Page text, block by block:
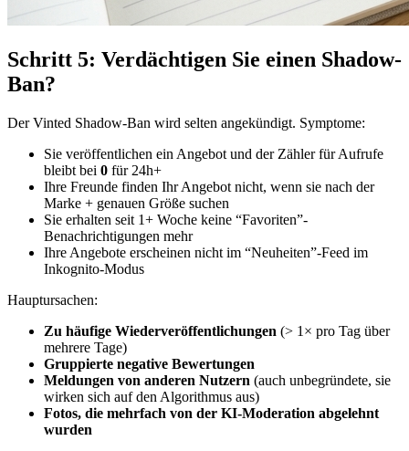
Schritt 5: Verdächtigen Sie einen Shadow-
Ban?
Der Vinted Shadow-Ban wird selten angekündigt. Symptome:
Sie veröffentlichen ein Angebot und der Zähler für Aufrufe
bleibt bei 0 für 24h+
Ihre Freunde finden Ihr Angebot nicht, wenn sie nach der
Marke + genauen Größe suchen
Sie erhalten seit 1+ Woche keine “Favoriten”-
Benachrichtigungen mehr
Ihre Angebote erscheinen nicht im “Neuheiten”-Feed im
Inkognito-Modus
Hauptursachen:
Zu häufige Wiederveröffentlichungen (> 1× pro Tag über
mehrere Tage)
Gruppierte negative Bewertungen
Meldungen von anderen Nutzern (auch unbegründete, sie
wirken sich auf den Algorithmus aus)
Fotos, die mehrfach von der KI-Moderation abgelehnt
wurden